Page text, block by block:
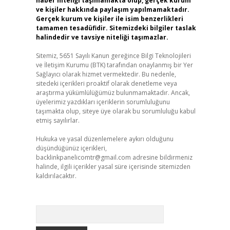
ve kişiler hakkında paylaşım yapılmamaktadır.
Gerçek kurum ve kişiler ile isim benzerlikleri
tamamen tesadüfidir. Sitemizdeki bilgiler taslak
halindedir ve tavsiye niteliği taşımazlar.
Sitemiz, 5651 Sayılı Kanun gereğince Bilgi Teknolojileri
ve İletişim Kurumu (BTK) tarafından onaylanmış bir Yer
Sağlayıcı olarak hizmet vermektedir. Bu nedenle,
sitedeki içerikleri proaktif olarak denetleme veya
araştırma yükümlülüğümüz bulunmamaktadır. Ancak,
üyelerimiz yazdıkları içeriklerin sorumluluğunu
taşımakta olup, siteye üye olarak bu sorumluluğu kabul
etmiş sayılırlar.
Hukuka ve yasal düzenlemelere aykırı olduğunu
düşündüğünüz içerikleri,
backlinkpanelicomtr@gmail.com adresine bildirmeniz
halinde, ilgili içerikler yasal süre içerisinde sitemizden
kaldırılacaktır.